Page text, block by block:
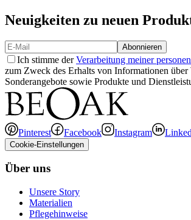
Neuigkeiten zu neuen
Abonnieren
Ich stimme derVerarbeitung meiner
zum Zweck des Erhalts von Informationen über
Sonderangebote sowie Produkte und
Pinterest Facebook Instagram
Cookie-Einstellungen
Über uns
Unsere Story
Materialien
Pflegehinweise